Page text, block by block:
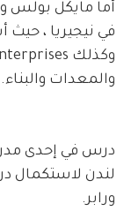
والمعدات
درس في إحدى
لندن لاستكمال
ورابر.